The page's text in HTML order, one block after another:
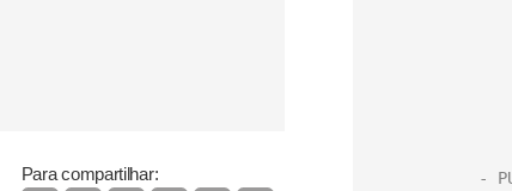
Para compartilhar: